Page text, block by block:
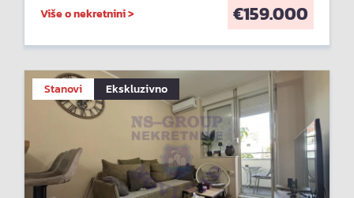
Više o nekretnini > €159.000
Stanovi Ekskluzivno